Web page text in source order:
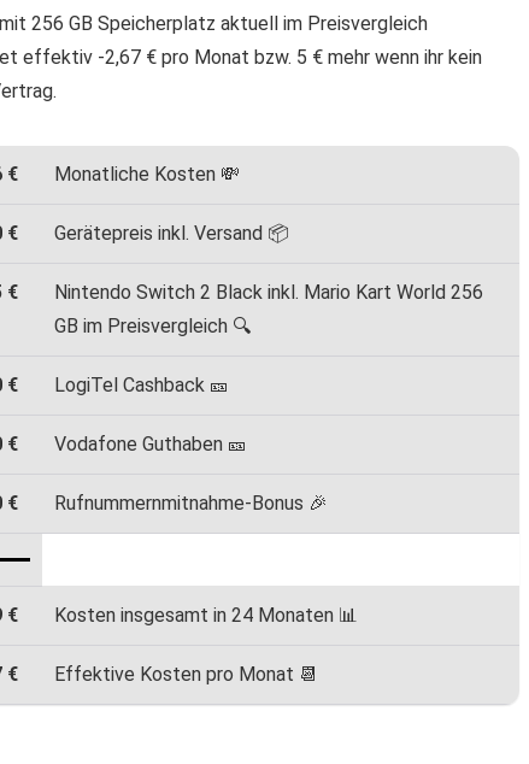
256 GB Speicherplatz aktuell im Preisvergleich
effektiv -2,67 € pro Monat bzw. 5 € mehr wenn ihr kein
€ Monatliche Kosten 💸
€ Gerätepreis inkl. Versand 📦
€
Nintendo Switch 2 Black inkl. Mario Kart World 256
GB im Preisvergleich 🔍
€ LogiTel Cashback 🎫
€ Vodafone Guthaben 🎫
€ Rufnummernmitnahme-Bonus 🎉
€ Kosten insgesamt in 24 Monaten 📊
€ Effektive Kosten pro Monat 📆